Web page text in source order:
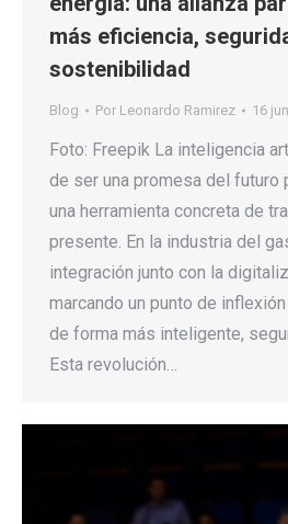
más eficiencia,
sostenibilidad
Blog Por Leonardo Ramirez 16
Foto: Freepik La inteligencia
de ser una promesa del futuro
una herramienta concreta de
presente. En la industria del
integración junto con la
marcando un punto de
de forma más inteligente,
Esta revolución…